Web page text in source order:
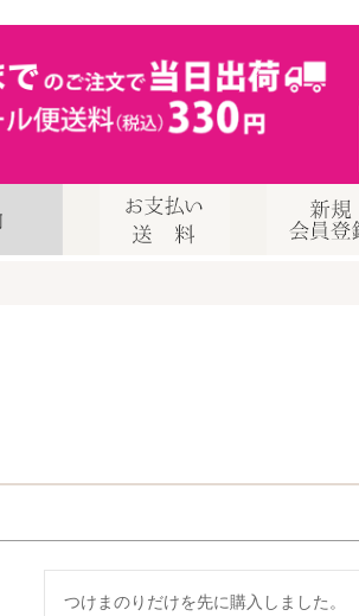
つけまのりだけを先に購入しました。